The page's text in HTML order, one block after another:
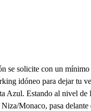
se solicite con un
idóneo para dejar tu
Azul. Estando al nivel
Niza/Monaco, pasa